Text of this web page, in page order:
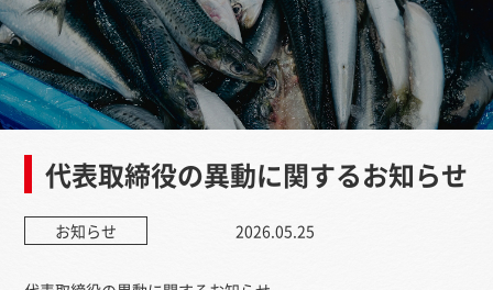
代表取締役の異動に関するお知らせ
お知らせ 2026.05.25